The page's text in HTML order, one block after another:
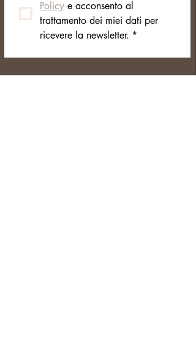
Policy e acconsento al
trattamento dei miei dati per
ricevere la newsletter. *